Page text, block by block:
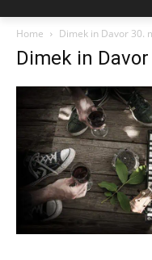
Home Dimek in Davor 30.
Dimek in